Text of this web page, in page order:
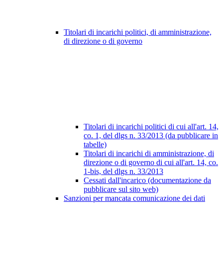
Titolari di incarichi politici, di amministrazione,
di direzione o di governo
Titolari di incarichi politici di cui all'art. 14,
co. 1, del dlgs n. 33/2013 (da pubblicare in
tabelle)
Titolari di incarichi di amministrazione, di
direzione o di governo di cui all'art. 14, co.
1-bis, del dlgs n. 33/2013
Cessati dall'incarico (documentazione da
pubblicare sul sito web)
Sanzioni per mancata comunicazione dei dati